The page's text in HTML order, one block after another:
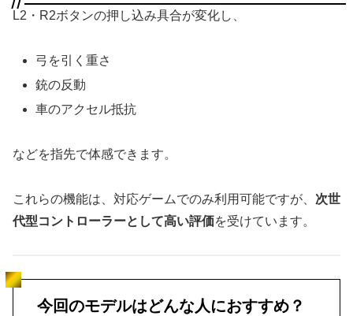
L2・R2ボタンの押し込み具合が変化し、
弓を引く重さ
銃の反動
車のアクセル抵抗
などを指先で体感できます。
これらの機能は、対応ゲームでのみ利用可能ですが、 次世
代型コントローラーとして高い評価を受けています。
今回のモデルはどんな人におすすめ？